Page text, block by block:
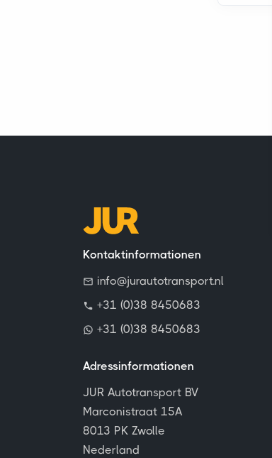
Kontaktinformationen
info@jurautotransport.nl
+31 (0)38 8450683
+31 (0)38 8450683
Adressinformationen
JUR Autotransport BV
Marconistraat 15A
8013 PK Zwolle
Nederland